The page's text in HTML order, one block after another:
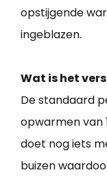
opstijgende
ingeblazen.
Wat is het
De standaard
opwarmen van
doet nog iets
buizen